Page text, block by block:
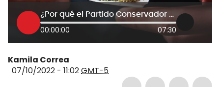
¿Por qué el Partido Conservador se opone a la regulación del cannabis para adultos?
00:00:00 07:30
Kamila Correa
07/10/2022 - 11:02GMT-5